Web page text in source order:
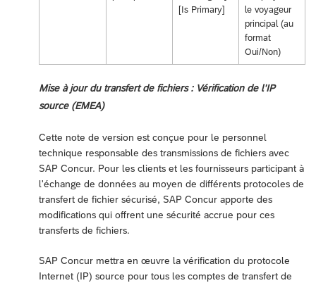
[Is Primary]
le voyageur
principal (au
format
Oui/Non)
Mise à jour du transfert de fichiers : Vérification de l'IP
source (EMEA)
Cette note de version est conçue pour le personnel
technique responsable des transmissions de fichiers avec
SAP Concur. Pour les clients et les fournisseurs participant à
l'échange de données au moyen de différents protocoles de
transfert de fichier sécurisé, SAP Concur apporte des
modifications qui offrent une sécurité accrue pour ces
transferts de fichiers.
SAP Concur mettra en œuvre la vérification du protocole
Internet (IP) source pour tous les comptes de transfert de